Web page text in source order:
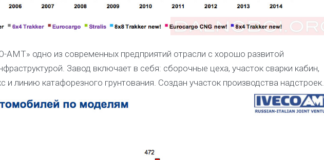
одно из современных предприятий отрасли с хорошо развитой
Завод включает в себя: сборочные цеха, участок сварки кабин,
и линию катафорезного грунтования. Создан участок производства надстроек.